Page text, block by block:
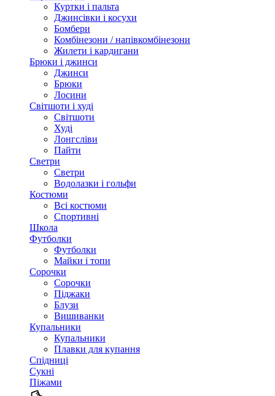
Куртки і пальта
Джинсівки і косухи
Бомбери
Комбінезони / напівкомбінезони
Жилети і кардигани
Брюки і джинси
Джинси
Брюки
Лосини
Світшоти і худі
Світшоти
Худі
Лонгсліви
Пайти
Светри
Светри
Водолазки і гольфи
Костюми
Всі костюми
Спортивні
Школа
Футболки
Футболки
Майки і топи
Сорочки
Сорочки
Піджаки
Блузи
Вишиванки
Купальники
Купальники
Плавки для купання
Спідниці
Сукні
Піжами